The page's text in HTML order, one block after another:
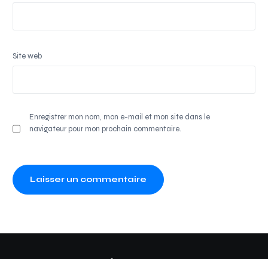
Site web
Enregistrer mon nom, mon e-mail et mon site dans le
navigateur pour mon prochain commentaire.